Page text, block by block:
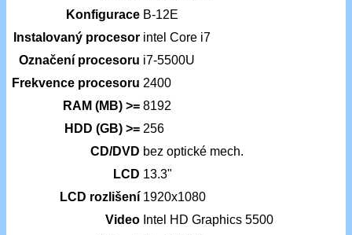
Konfigurace B-12E
Instalovaný procesor intel Core i7
Označení procesoru i7-5500U
Frekvence procesoru 2400
RAM (MB) >= 8192
HDD (GB) >= 256
CD/DVD bez optické mech.
LCD 13.3"
LCD rozlišení 1920x1080
Video Intel HD Graphics 5500